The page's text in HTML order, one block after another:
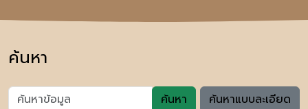
ค้นหา
ค้นหา ค้นหาแบบละเอียด